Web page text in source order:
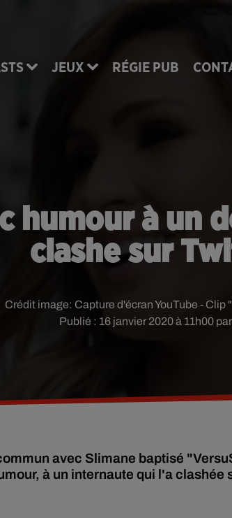
JEUX RÉGIE PUB
humour à un
clashe sur
Publié : 16 janvier 2020 à 11h00
Crédit image: Capture d'écran YouTube - Clip
avec Slimane baptisé
à un internaute qui l'a clashée